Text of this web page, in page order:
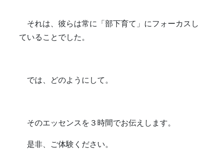
それは、彼らは常に「部下育て」にフォーカスし
ていることでした。
では、どのようにして。
そのエッセンスを３時間でお伝えします。
是非、ご体験ください。